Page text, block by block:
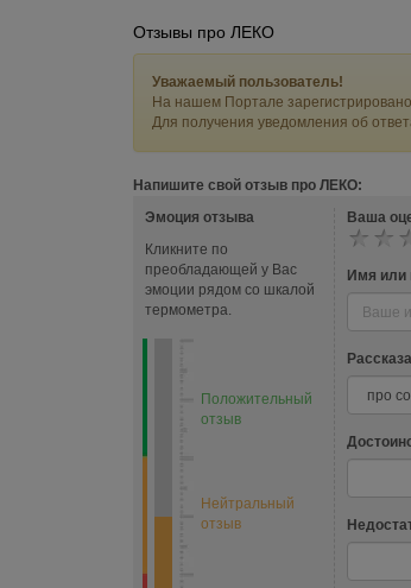
Отзывы про ЛЕКО
Уважаемый пользователь!
На нашем Портале
Для получения уведомления об
Напишите свой отзыв про ЛЕКО:
Эмоция отзыва
Кликните по
преобладающей у Вас
эмоции рядом со шкалой
термометра.
Положительный
отзыв
Нейтральный
отзыв
Ваша
Имя или